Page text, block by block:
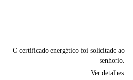
O certificado energético foi solicitado ao
senhorio.
Ver detalhes